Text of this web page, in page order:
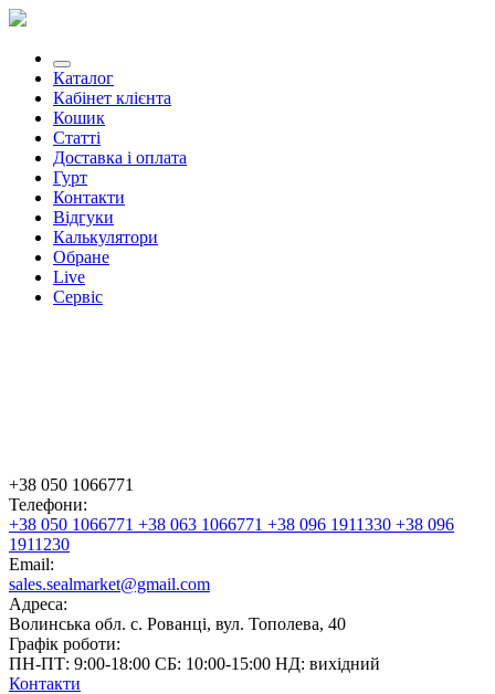
Каталог
Кабінет клієнта
Кошик
Статті
Доставка і оплата
Гурт
Контакти
Відгуки
Калькулятори
Обране
Live
Сервіс
+38 050 1066771
Телефони:
+38 050 1066771 +38 063 1066771 +38 096 1911330 +38 096
1911230
Email:
sales.sealmarket@gmail.com
Адреса:
Волинська обл. с. Рованці, вул. Тополева, 40
Графік роботи:
ПН-ПТ: 9:00-18:00 СБ: 10:00-15:00 НД: вихідний
Контакти